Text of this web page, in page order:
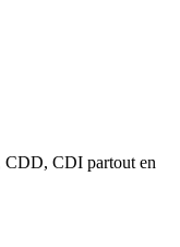
CDD, CDI partout en